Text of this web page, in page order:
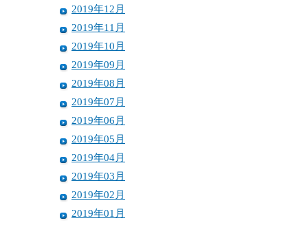
2019年12月
2019年11月
2019年10月
2019年09月
2019年08月
2019年07月
2019年06月
2019年05月
2019年04月
2019年03月
2019年02月
2019年01月